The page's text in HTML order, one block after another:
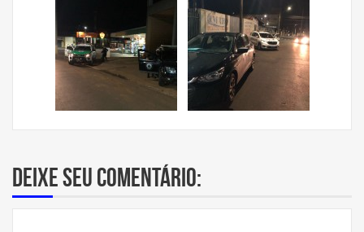
Deixe seu comentário: